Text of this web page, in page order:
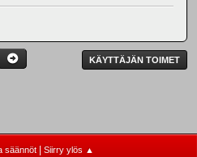
KÄYTTÄJÄN TOIMET
säännöt| Siirry ylös ▲